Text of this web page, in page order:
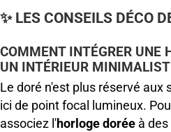
✨ LES CONSEILS DÉCO
COMMENT INTÉGRER UNE
UN INTÉRIEUR
Le doré n'est plus réservé aux
ici de point focal lumineux.
associez l'horloge dorée à